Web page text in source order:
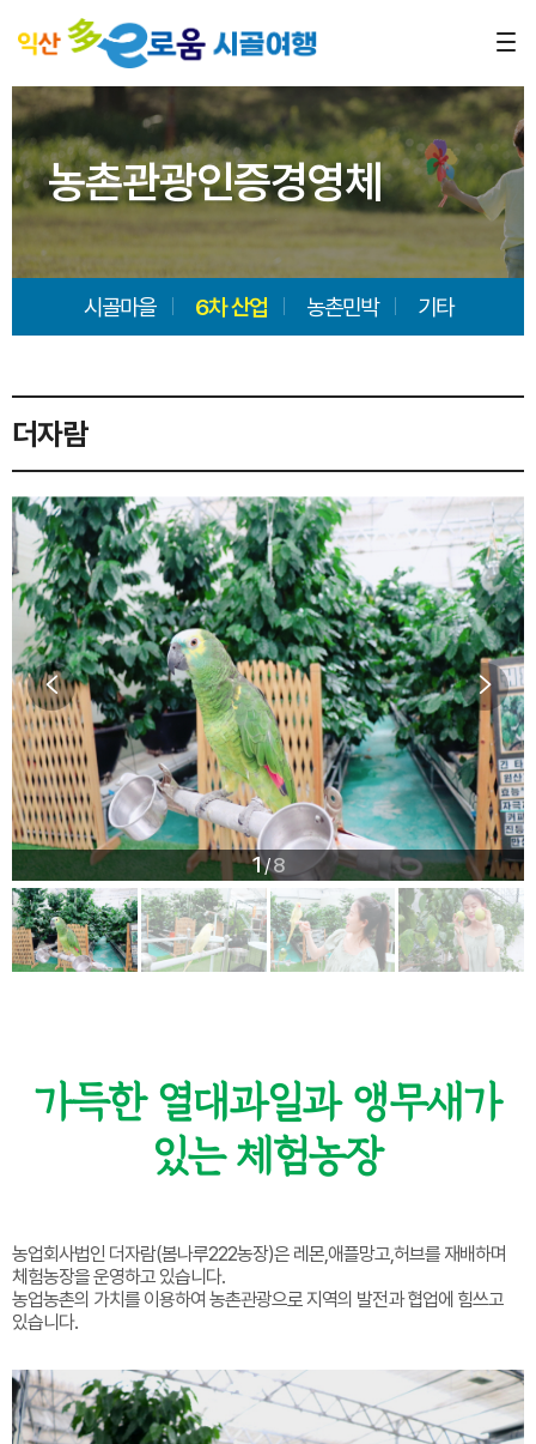
농촌관광인증경영체
시골마을 6차 산업 농촌민박 기타
더자람
1/8
가득한 열대과일과 앵무새가
있는 체험농장
농업회사법인 더자람(봄나루222농장)은 레몬,애플망고,허브를 재배하며
체험농장을 운영하고 있습니다.
농업농촌의 가치를 이용하여 농촌관광으로 지역의 발전과 협업에 힘쓰고
있습니다.